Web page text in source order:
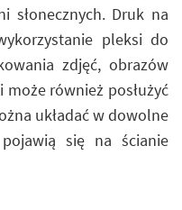
słonecznych. Druk na
pleksi do
zdjęć, obrazów
może również posłużyć
układać w dowolne
się na ścianie